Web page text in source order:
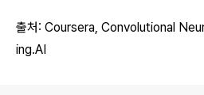
출처: Coursera, Convolutional
ing.AI